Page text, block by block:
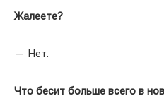
Жалеете?
— Нет.
Что бесит больше всего в